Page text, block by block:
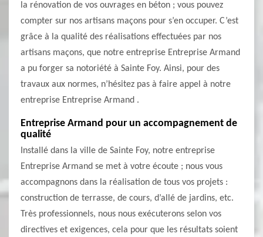
la rénovation de vos ouvrages en béton ; vous pouvez
compter sur nos artisans maçons pour s’en occuper. C’est
grâce à la qualité des réalisations effectuées par nos
artisans maçons, que notre entreprise Entreprise Armand
a pu forger sa notoriété à Sainte Foy. Ainsi, pour des
travaux aux normes, n’hésitez pas à faire appel à notre
entreprise Entreprise Armand .
Entreprise Armand pour un accompagnement de
qualité
Installé dans la ville de Sainte Foy, notre entreprise
Entreprise Armand se met à votre écoute ; nous vous
accompagnons dans la réalisation de tous vos projets :
construction de terrasse, de cours, d’allé de jardins, etc.
Très professionnels, nous nous exécuterons selon vos
directives et exigences, cela pour que les résultats soient